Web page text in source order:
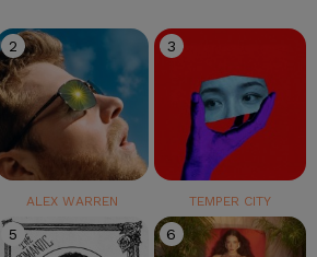
2
ALEX WARREN
3
TEMPER CITY
5 6